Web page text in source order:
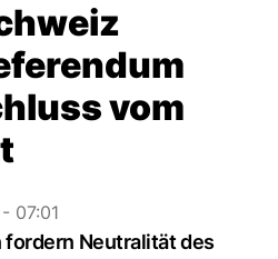
vom
07:01
Neutralität des